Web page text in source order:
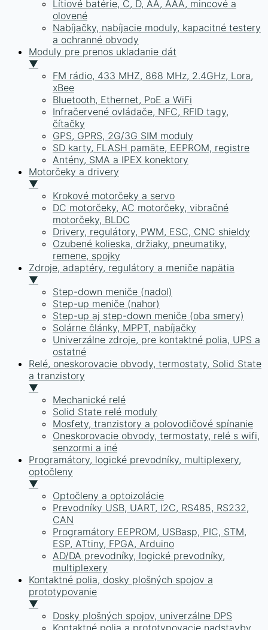
Lítiové batérie, C, D, AA, AAA, mincové a
olovené
Nabíjačky, nabíjacie moduly, kapacitné testery
a ochranné obvody
Moduly pre prenos ukladanie dát
▼
FM rádio, 433 MHZ, 868 MHz, 2.4GHz, Lora,
xBee
Bluetooth, Ethernet, PoE a WiFi
Infračervené ovládače, NFC, RFID tagy,
čítačky
GPS, GPRS, 2G/3G SIM moduly
SD karty, FLASH pamäte, EEPROM, registre
Antény, SMA a IPEX konektory
Motorčeky a drivery
▼
Krokové motorčeky a servo
DC motorčeky, AC motorčeky, vibračné
motorčeky, BLDC
Drivery, regulátory, PWM, ESC, CNC shieldy
Ozubené kolieska, držiaky, pneumatiky,
remene, spojky
Zdroje, adaptéry, regulátory a meniče napätia
▼
Step-down meniče (nadol)
Step-up meniče (nahor)
Step-up aj step-down meniče (oba smery)
Solárne články, MPPT, nabíjačky
Univerzálne zdroje, pre kontaktné polia, UPS a
ostatné
Relé, oneskorovacie obvody, termostaty, Solid State
a tranzistory
▼
Mechanické relé
Solid State relé moduly
Mosfety, tranzistory a polovodičové spínanie
Oneskorovacie obvody, termostaty, relé s wifi,
senzormi a iné
Programátory, logické prevodníky, multiplexery,
optočleny
▼
Optočleny a optoizolácie
Prevodníky USB, UART, I2C, RS485, RS232,
CAN
Programátory EEPROM, USBasp, PIC, STM,
ESP, ATtiny, FPGA, Arduino
AD/DA prevodníky, logické prevodníky,
multiplexery
Kontaktné polia, dosky plošných spojov a
prototypovanie
▼
Dosky plošných spojov, univerzálne DPS
Kontaktné polia a prototypovacie nadstavby